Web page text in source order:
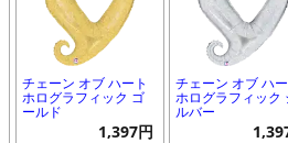
チェーン オブ ハート
ホログラフィック ゴ
ールド
1,397円
チェーン オブ ハ
ホログラフィック
ルバー